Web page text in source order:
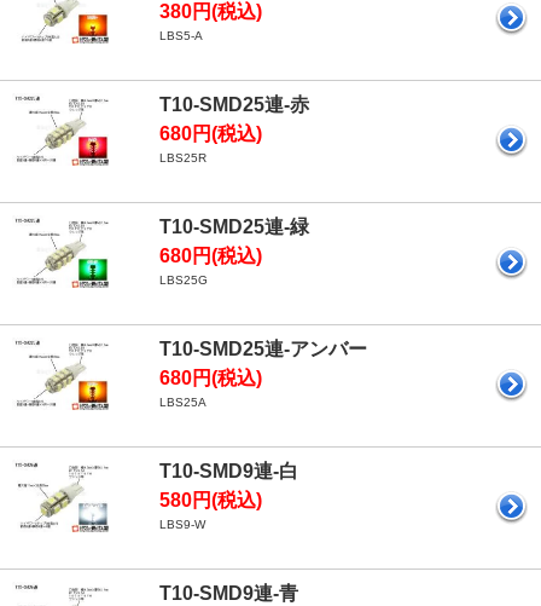
380円(税込)
LBS5-A
T10-SMD25連-赤
680円(税込)
LBS25R
T10-SMD25連-緑
680円(税込)
LBS25G
T10-SMD25連-アンバー
680円(税込)
LBS25A
T10-SMD9連-白
580円(税込)
LBS9-W
T10-SMD9連-青